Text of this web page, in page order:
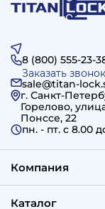
8 (800) 555-23-
Заказать звонок
sale@titan-
г. Санкт-
Горелово,
Понссе, 22
пн. - пт. c 8.00
Компания
Каталог